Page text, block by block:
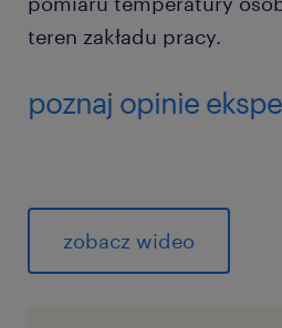
teren zakładu pracy.
poznaj opinie
zobacz wideo